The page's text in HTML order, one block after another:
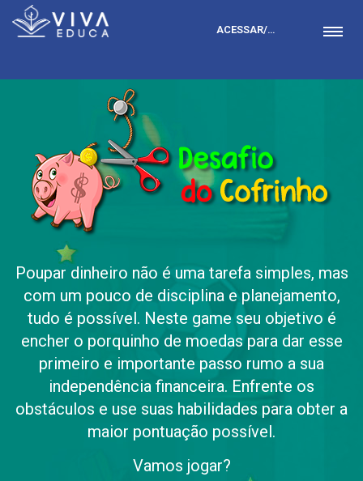
ACESSAR/LOGAR
Poupar dinheiro não é uma tarefa simples, mas
com um pouco de disciplina e planejamento,
tudo é possível. Neste game seu objetivo é
encher o porquinho de moedas para dar esse
primeiro e importante passo rumo a sua
independência financeira. Enfrente os
obstáculos e use suas habilidades para obter a
maior pontuação possível.
Vamos jogar?